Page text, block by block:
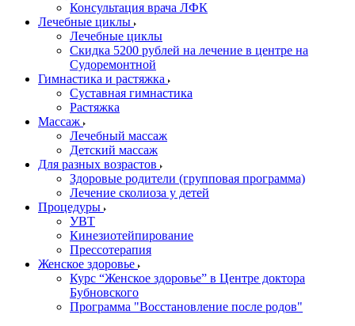
Консультация врача ЛФК
Лечебные циклы
Лечебные циклы
Скидка 5200 рублей на лечение в центре на
Судоремонтной
Гимнастика и растяжка
Суставная гимнастика
Растяжка
Массаж
Лечебный массаж
Детский массаж
Для разных возрастов
Здоровые родители (групповая программа)
Лечение сколиоза у детей
Процедуры
УВТ
Кинезиотейпирование
Прессотерапия
Женское здоровье
Курс “Женское здоровье” в Центре доктора
Бубновского
Программа "Восстановление после родов"